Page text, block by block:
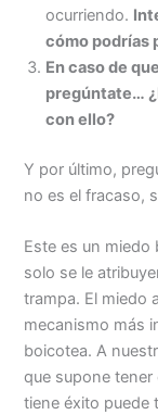
ocurriendo.
cómo podrías
En caso de
pregúntate…
con ello?
Y por último,
no es el fracaso,
Este es un miedo
solo se le
trampa. El miedo
mecanismo más
boicotea. A
que supone
tiene éxito puede